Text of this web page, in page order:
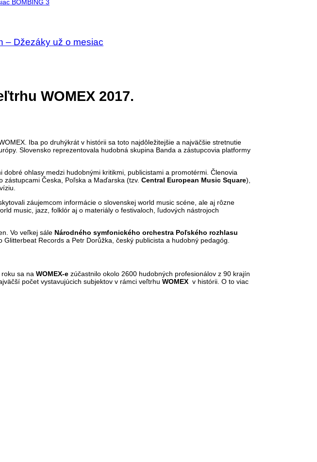
– Džezáky už o mesiac
WOMEX 2017.
Iba po druhýkrát v histórii sa toto najdôležitejšie a najväčšie stretnutie
Slovensko reprezentovala hudobná skupina Banda a zástupcovia platformy
dobré ohlasy medzi hudobnými kritikmi, publicistami a promotérmi. Členovia
Česka, Poľska a Maďarska (tzv. Central European Music Square),
záujemcom informácie o slovenskej world music scéne, ale aj rôzne
music, jazz, folklór aj o materiály o festivaloch, ľudových nástrojoch
Vo veľkej sále Národného symfonického orchestra Poľského rozhlasu
Records a Petr Dorůžka, český publicista a hudobný pedagóg.
sa na WOMEX-e zúčastnilo okolo 2600 hudobných profesionálov z 90 krajín
počet vystavujúcich subjektov v rámci veľtrhu WOMEX v histórii. O to viac